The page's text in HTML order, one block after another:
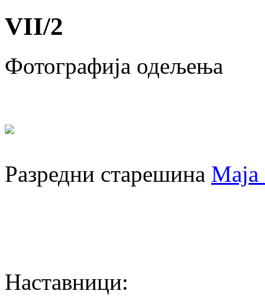
VII/2
Фотографија одељења
Разредни старешина Маја
Наставници: